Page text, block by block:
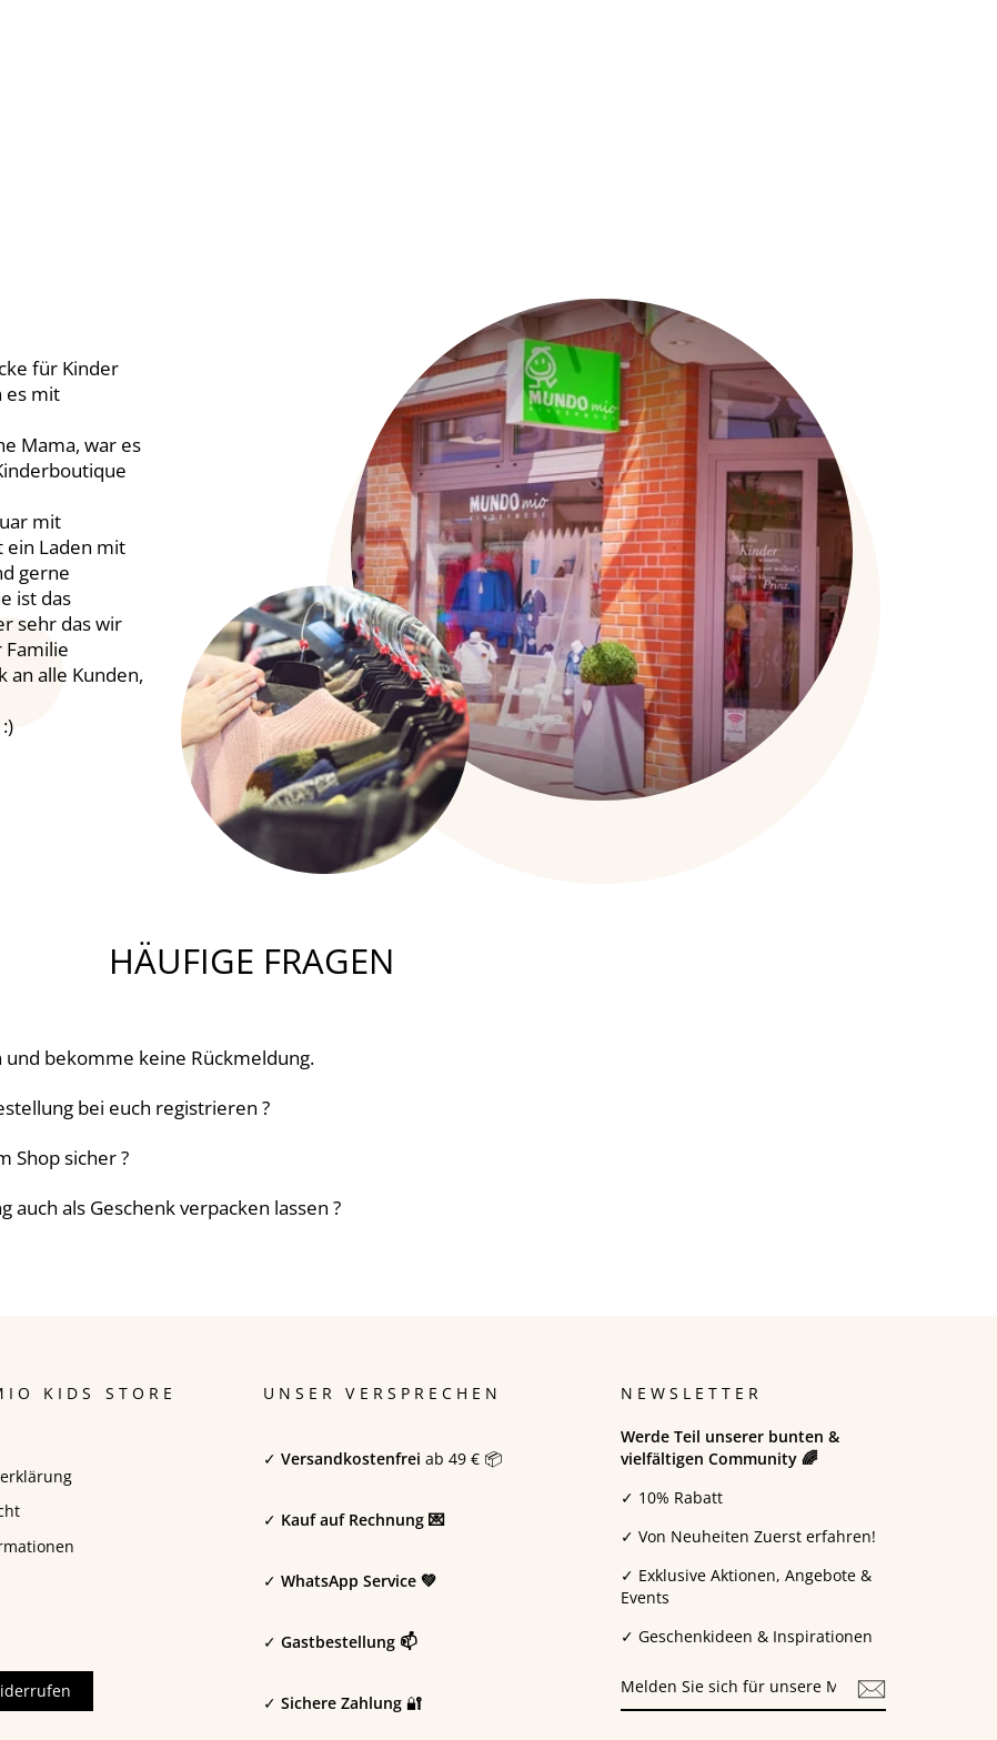
für Kinder
es mit
Mama, war es
mit
ein Laden mit
gerne
ist das
sehr das wir
an alle Kunden,
HÄUFIGE FRAGEN
bekomme keine Rückmeldung.
bei euch registrieren ?
Shop sicher ?
auch als Geschenk verpacken lassen ?
KIDS STORE UNSER VERSPRECHEN
✓ Versandkostenfrei ab 49 € 📦
✓ Kauf auf Rechnung 💌
✓ WhatsApp Service 💚
✓ Gastbestellung 📫
✓ Sichere Zahlung 🔐
NEWSLETTER
Werde Teil unserer bunten &
vielfältigen Community 🌈
✓ 10% Rabatt
✓ Von Neuheiten Zuerst erfahren!
✓ Exklusive Aktionen, Angebote &
Events
✓ Geschenkideen & Inspirationen
SIE
SICH